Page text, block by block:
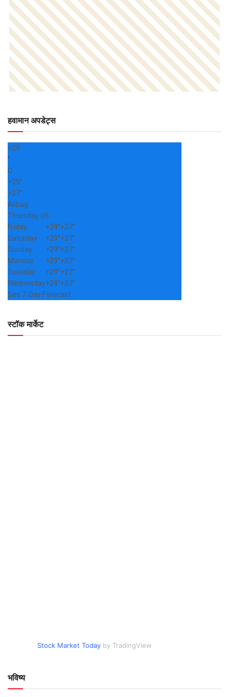
हवामान अपडेट्स
+29
°
C
+29°
+27°
Alibag
Thursday, 06
Friday
+29°+27°
Saturday
+29°+27°
Sunday
+29°+27°
Monday
+29°+27°
Tuesday
+29°+27°
Wednesday+29°+27°
See 7-Day Forecast
स्टॉक मार्केट
Stock Market Today by TradingView
भविष्य